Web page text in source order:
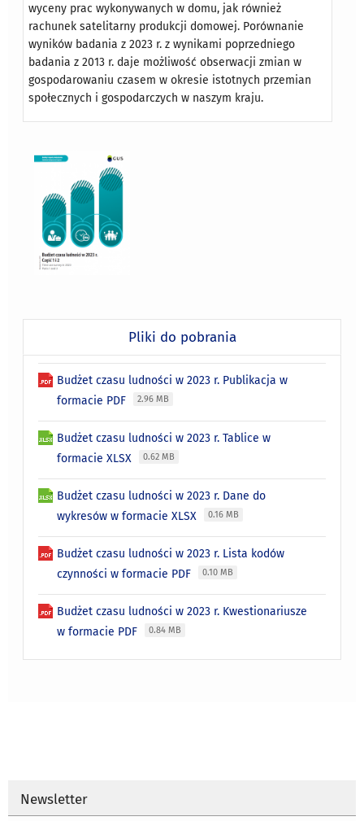
wyceny prac wykonywanych w domu, jak również
rachunek satelitarny produkcji domowej. Porównanie
wyników badania z 2023 r. z wynikami poprzedniego
badania z 2013 r. daje możliwość obserwacji zmian w
gospodarowaniu czasem w okresie istotnych przemian
społecznych i gospodarczych w naszym kraju.
Pliki do pobrania
Budżet czasu ludności w 2023 r. Publikacja w
formacie PDF
2.96 MB
Budżet czasu ludności w 2023 r. Tablice w
formacie XLSX
0.62 MB
Budżet czasu ludności w 2023 r. Dane do
wykresów w formacie XLSX
0.16 MB
Budżet czasu ludności w 2023 r. Lista kodów
czynności w formacie PDF
0.10 MB
Budżet czasu ludności w 2023 r. Kwestionariusze
w formacie PDF
0.84 MB
Newsletter